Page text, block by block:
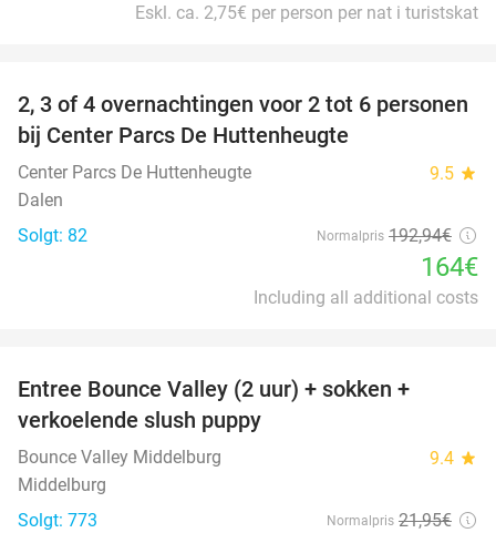
Eskl. ca. 2,75€ per person per nat i turistskat
15%
2, 3 of 4 overnachtingen voor 2 tot 6 personen
bij Center Parcs De Huttenheugte
Center Parcs De Huttenheugte 9.5 star
Dalen
Solgt: 82
Normalpris 192,94€
164€
Including all additional costs
Entree Bounce Valley (2 uur) + sokken +
verkoelende slush puppy
Bounce Valley Middelburg 9.4 star
Middelburg
Solgt: 773
Normalpris 21,95€